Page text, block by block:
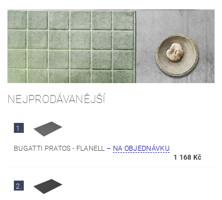
NEJPRODÁVANĚJŠÍ
1.
BUGATTI PRATOS - FLANELL – NA OBJEDNÁVKU
1 168 Kč
2.